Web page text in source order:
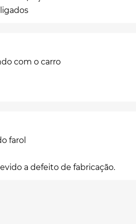
com o carro
farol
a defeito de fabricação.